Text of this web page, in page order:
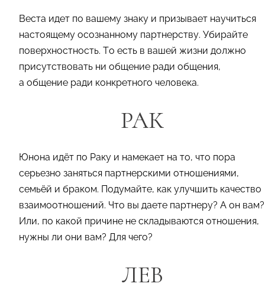
Веста идет по вашему знаку и призывает научиться
настоящему осознанному партнерству. Убирайте
поверхностность. То есть в вашей жизни должно
присутствовать ни общение ради общения,
а общение ради конкретного человека.
РАК
Юнона идёт по Раку и намекает на то, что пора
серьезно заняться партнерскими отношениями,
семьёй и браком. Подумайте, как улучшить качество
взаимоотношений. Что вы даете партнеру? А он вам?
Или, по какой причине не складываются отношения,
нужны ли они вам? Для чего?
ЛЕВ